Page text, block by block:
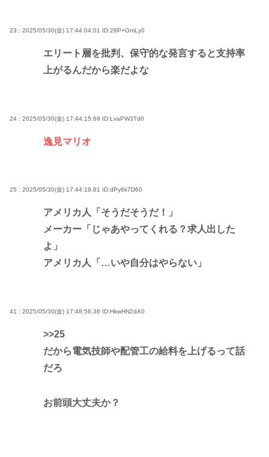
23 : 2025/05/30(金) 17:44:04.01 ID:28P+GmLy0
エリート層を批判、保守的な発言すると支持率
上がるんだから楽だよな
24 : 2025/05/30(金) 17:44:15.69 ID:LvaPW3Td0
逸見マリオ
25 : 2025/05/30(金) 17:44:19.81 ID:dPy6k7D60
アメリカ人「そうだそうだ！」
メーカー「じゃあやってくれる？求人出した
よ」
アメリカ人「…いや自分はやらない」
41 : 2025/05/30(金) 17:48:56.36 ID:HkwHN2dA0
>>25
だから電気技師や配管工の給料を上げるって話
だろ
お前頭大丈夫か？